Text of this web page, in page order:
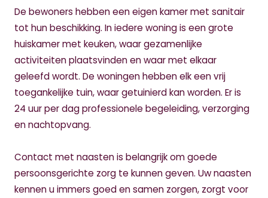
De bewoners hebben een eigen kamer met sanitair
tot hun beschikking. In iedere woning is een grote
huiskamer met keuken, waar gezamenlijke
activiteiten plaatsvinden en waar met elkaar
geleefd wordt. De woningen hebben elk een vrij
toegankelijke tuin, waar getuinierd kan worden. Er is
24 uur per dag professionele begeleiding, verzorging
en nachtopvang.
Contact met naasten is belangrijk om goede
persoonsgerichte zorg te kunnen geven. Uw naasten
kennen u immers goed en samen zorgen, zorgt voor